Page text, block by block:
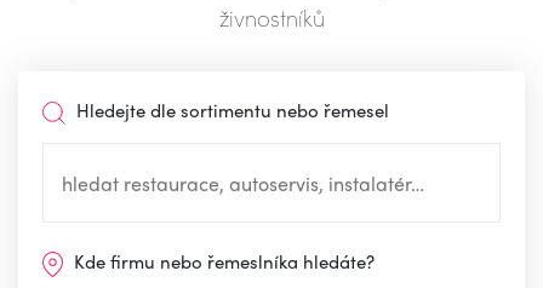
živnostníků
Hledejte dle sortimentu nebo řemesel
Kde firmu nebo řemeslníka hledáte?